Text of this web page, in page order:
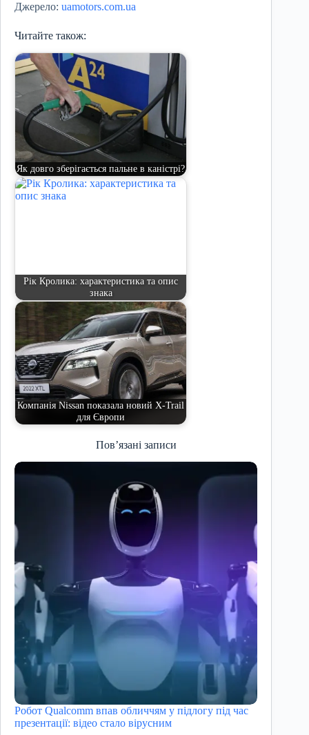
Джерело: uamotors.com.ua
Читайте також:
Як довго зберігається пальне в каністрі?
Рік Кролика: характеристика та опис
знака
Компанія Nissan показала новий X-Trail
для Європи
Пов’язані записи
Робот Qualcomm впав обличчям у підлогу під час
презентації: відео стало вірусним